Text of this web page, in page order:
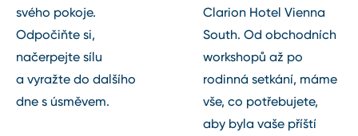
svého pokoje.
Odpočiňte si,
načerpejte sílu
a vyražte do dalšího
dne s úsměvem.
Clarion Hotel Vienna
South. Od obchodních
workshopů až po
rodinná setkání, máme
vše, co potřebujete,
aby byla vaše příští